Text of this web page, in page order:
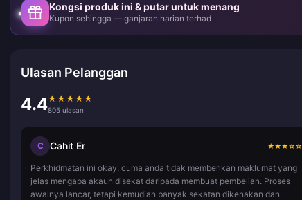
Kongsi produk ini & putar untuk menang
Kupon sehingga — ganjaran harian terhad
Ulasan Pelanggan
4.4★ ★ ★ ★ ★
805 ulasan
C Cahit Er ★★★☆☆
Perkhidmatan ini okay, cuma anda tidak memberikan maklumat yang
jelas mengapa akaun disekat daripada membuat pembelian. Proses
awalnya lancar, tetapi kemudian banyak sekatan dikenakan dan